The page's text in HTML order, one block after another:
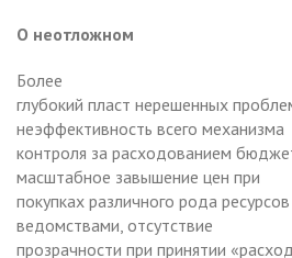
О неотложном
Более
глубокий пласт нерешенных
неэффективность всего механизма
контроля за расходованием
масштабное завышение цен при
покупках различного рода
ведомствами, отсутствие
прозрачности при принятии